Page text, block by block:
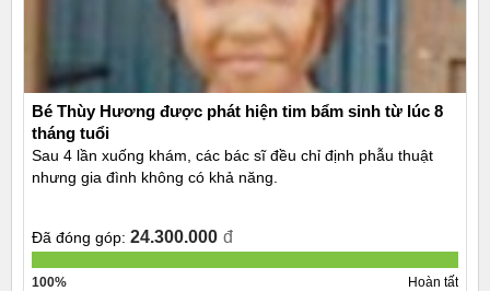
Bé Thùy Hương được phát hiện tim bẩm sinh từ lúc 8
tháng tuổi
Sau 4 lần xuống khám, các bác sĩ đều chỉ định phẫu thuật
nhưng gia đình không có khả năng.
Đã đóng góp: 24.300.000 đ
100% Hoàn tất